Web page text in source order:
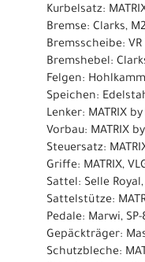
Kurbelsatz:
Bremse: Clarks,
Bremsscheibe:
Bremshebel:
Felgen:
Speichen:
Lenker: MATRIX
Vorbau: MATRIX
Steuersatz:
Griffe: MATRIX,
Sattel: Selle
Sattelstütze:
Pedale: Marwi, SP-
Gepäckträger:
Schutzbleche: